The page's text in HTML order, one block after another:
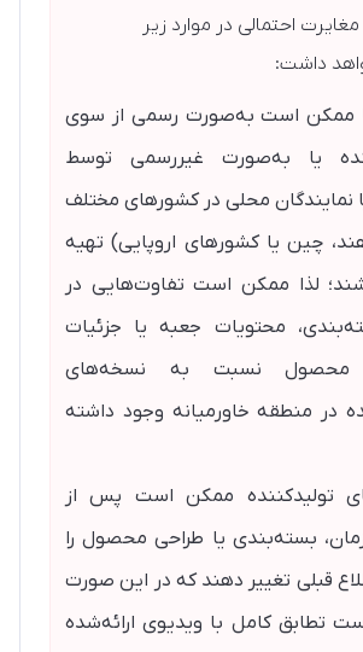
احتمالی در موارد زیر
داشت:
ممکن است به‌صورت رسمی از سوی
یا به‌صورت غیررسمی توسط
یا نمایندگان محلی در کشورهای مختلف
چین یا کشورهای اروپایی) تهیه
لذا ممکن است تفاوت‌هایی در
محتویات جعبه یا جزئیات
محصول نسبت به نسخه‌های
در منطقه خاورمیانه وجود داشته
تولیدکننده ممکن است پس از
بسته‌بندی یا طراحی محصول را
قبلی تغییر دهند که در این صورت
تطابق کامل با ویدیوی ارائه‌شده